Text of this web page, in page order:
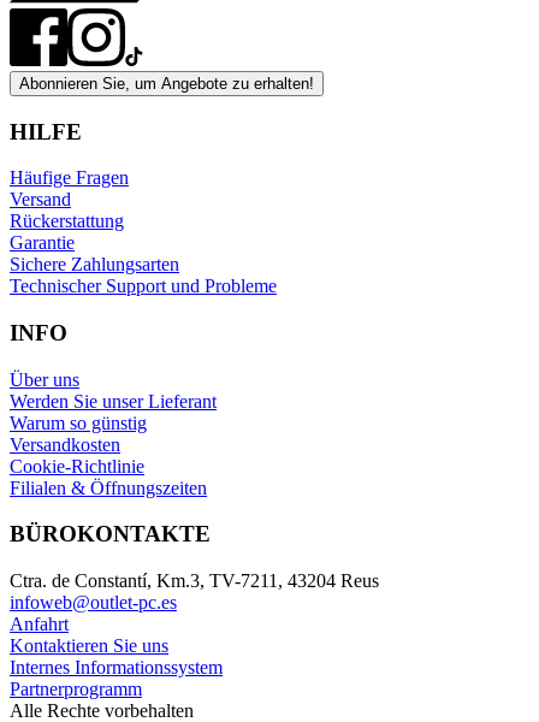
Abonnieren Sie, um Angebote zu erhalten!
HILFE
Häufige Fragen
Versand
Rückerstattung
Garantie
Sichere Zahlungsarten
Technischer Support und Probleme
INFO
Über uns
Werden Sie unser Lieferant
Warum so günstig
Versandkosten
Cookie-Richtlinie
Filialen & Öffnungszeiten
BÜROKONTAKTE
Ctra. de Constantí, Km.3, TV-7211, 43204 Reus
infoweb@outlet-pc.es
Anfahrt
Kontaktieren Sie uns
Internes Informationssystem
Partnerprogramm
Alle Rechte vorbehalten